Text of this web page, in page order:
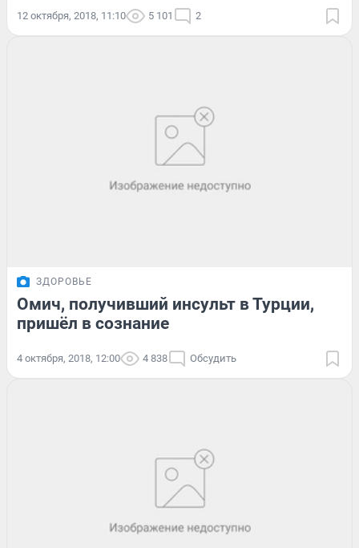
12 октября, 2018, 11:10 5 101 2
ЗДОРОВЬЕ
Омич, получивший инсульт в Турции,
пришёл в сознание
4 октября, 2018, 12:00 4 838 Обсудить